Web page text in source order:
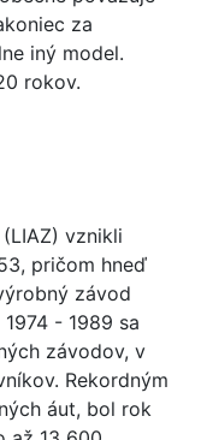
za
iný model.
rokov.
vznikli
pričom hneď
závod
- 1989 sa
závodov, v
Rekordným
áut, bol rok